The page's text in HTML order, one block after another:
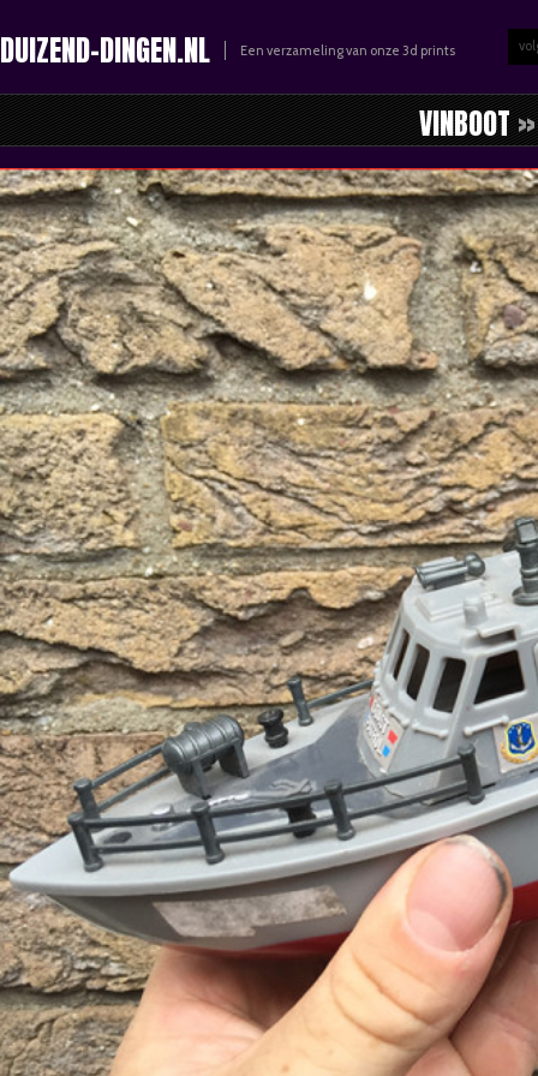
DUIZEND-DINGEN.NL Een verzameling van onze 3d prints
VINBOOT»